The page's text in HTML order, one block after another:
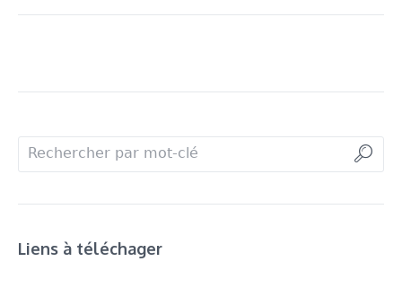
Liens à téléchager